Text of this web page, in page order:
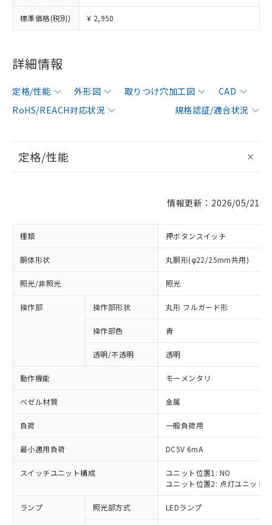
標準価格(税別) ¥ 2,950
詳細情報
定格/性能 外形図 取りつけ穴加工図
CAD
RoHS/REACH対応状況
規格認証/適合状況
定格/性能
情報更新：2026/05/21
種類 押ボタンスイッチ
胴体形状 丸胴形(φ22/25mm共用)
照光/非照光 照光
操作部 操作部形状 丸形 フルガード形
操作部色 青
透明/不透明 透明
動作機能 モーメンタリ
ベゼル材質 金属
負荷 一般負荷用
最小適用負荷 DC5V 6mA
スイッチユニット構成
ユニット位置1: NO
ユニット位置2: 点灯ユニット
ランプ 照光部方式 LEDランプ